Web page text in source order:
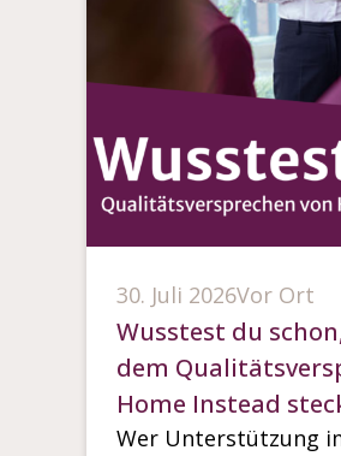
30. Juli 2026Vor Ort
Wusstest du
dem
Home Instead
Wer Unterstützung